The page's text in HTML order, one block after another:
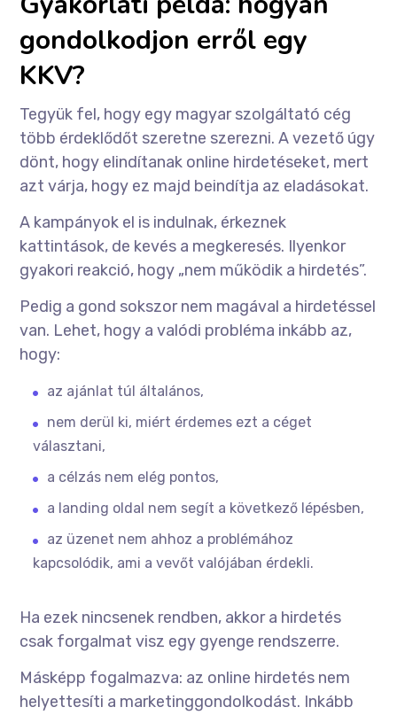
gondolkodjon erről egy
KKV?
Tegyük fel, hogy egy magyar szolgáltató cég
több érdeklődőt szeretne szerezni. A vezető úgy
dönt, hogy elindítanak online hirdetéseket, mert
azt várja, hogy ez majd beindítja az eladásokat.
A kampányok el is indulnak, érkeznek
kattintások, de kevés a megkeresés. Ilyenkor
gyakori reakció, hogy „nem működik a hirdetés”.
Pedig a gond sokszor nem magával a hirdetéssel
van. Lehet, hogy a valódi probléma inkább az,
hogy:
az ajánlat túl általános,
nem derül ki, miért érdemes ezt a céget
választani,
a célzás nem elég pontos,
a landing oldal nem segít a következő lépésben,
az üzenet nem ahhoz a problémához
kapcsolódik, ami a vevőt valójában érdekli.
Ha ezek nincsenek rendben, akkor a hirdetés
csak forgalmat visz egy gyenge rendszerre.
Másképp fogalmazva: az online hirdetés nem
helyettesíti a marketinggondolkodást. Inkább